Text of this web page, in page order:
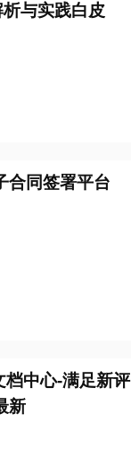
与实践白皮
合同签署平台
档中心-满足新评
新